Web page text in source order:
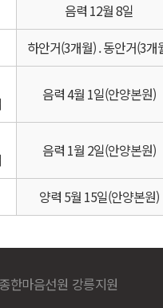
음력 12월 8일
하안거(3개월) . 동안거(3개
음력 4월 1일(안양본원)
음력 1월 2일(안양본원)
양력 5월 15일(안양본원)
한마음선원 강릉지원